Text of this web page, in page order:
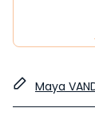
Maya